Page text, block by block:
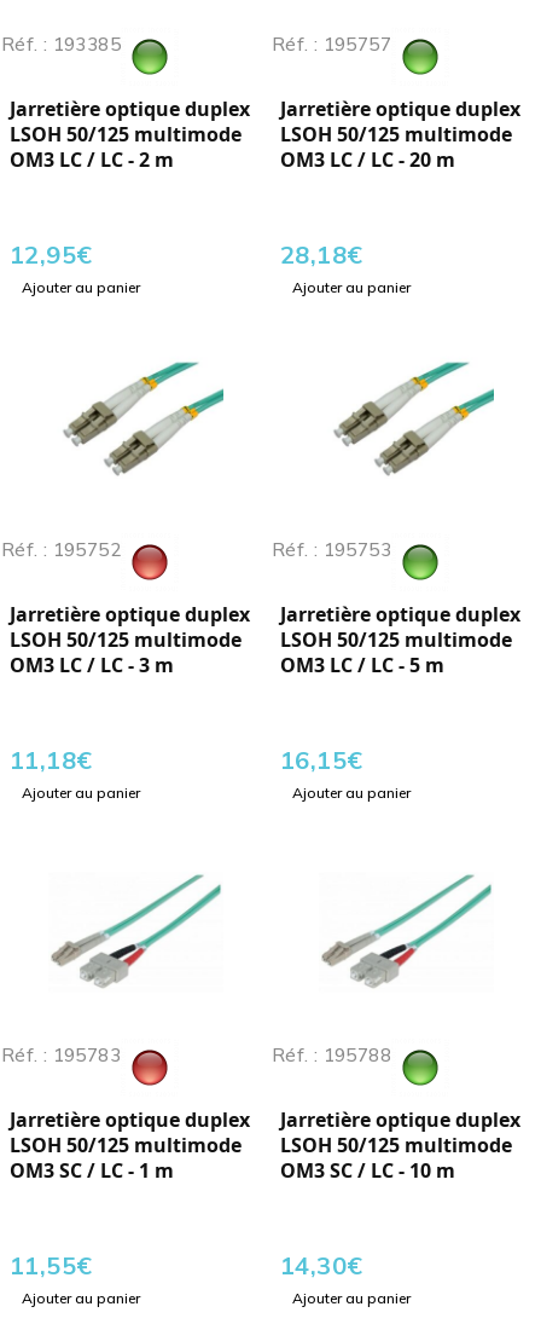
Réf. : 193385
Jarretière optique duplex
LSOH 50/125 multimode
OM3 LC / LC - 2 m
12,95€
Ajouter au panier
Réf. : 195757
Jarretière optique duplex
LSOH 50/125 multimode
OM3 LC / LC - 20 m
28,18€
Ajouter au panier
Réf. : 195752
Jarretière optique duplex
LSOH 50/125 multimode
OM3 LC / LC - 3 m
11,18€
Ajouter au panier
Réf. : 195753
Jarretière optique duplex
LSOH 50/125 multimode
OM3 LC / LC - 5 m
16,15€
Ajouter au panier
Réf. : 195783
Jarretière optique duplex
LSOH 50/125 multimode
OM3 SC / LC - 1 m
11,55€
Ajouter au panier
Réf. : 195788
Jarretière optique duplex
LSOH 50/125 multimode
OM3 SC / LC - 10 m
14,30€
Ajouter au panier